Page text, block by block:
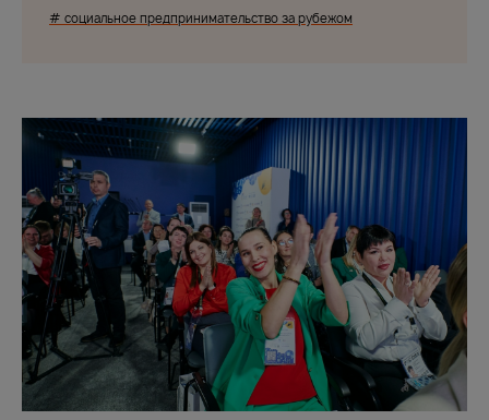
# социальное предпринимательство за рубежом